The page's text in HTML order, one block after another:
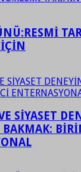
SİYASET
BAKMAK: